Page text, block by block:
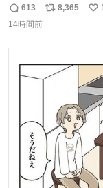
#西川貴教
返
信
613
リ
数
8,365
い
14時間前